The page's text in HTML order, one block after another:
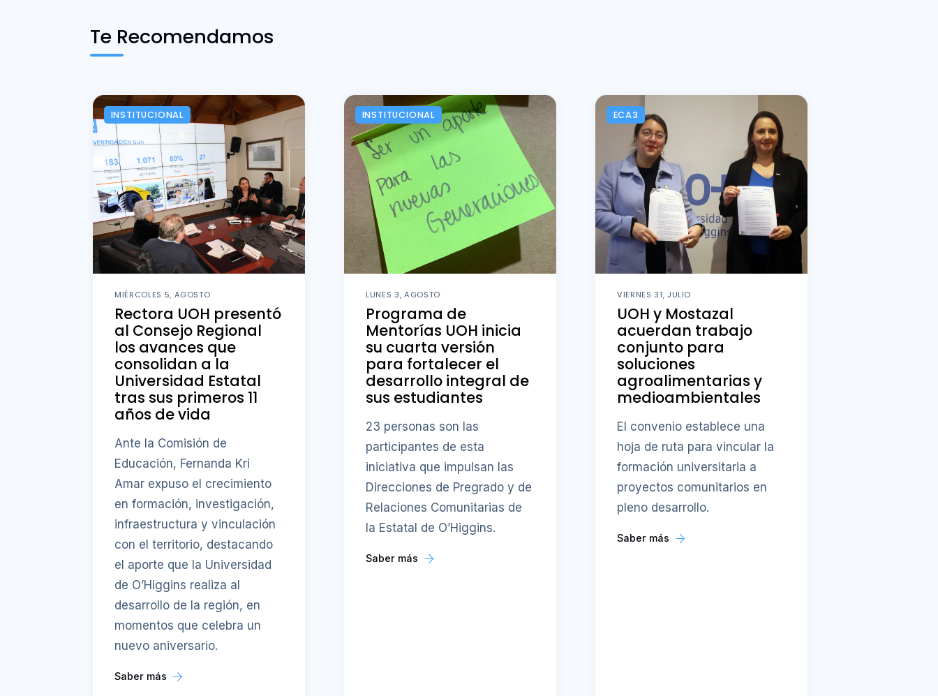
Te Recomendamos
INSTITUCIONAL
MIÉRCOLES 5, AGOSTO
Rectora UOH presentó
al Consejo Regional
los avances que
consolidan a la
Universidad Estatal
tras sus primeros 11
años de vida
Ante la Comisión de
Educación, Fernanda Kri
Amar expuso el crecimiento
en formación, investigación,
infraestructura y vinculación
con el territorio, destacando
el aporte que la Universidad
de O’Higgins realiza al
desarrollo de la región, en
momentos que celebra un
nuevo aniversario.
Saber más
INSTITUCIONAL
LUNES 3, AGOSTO
Programa de
Mentorías UOH inicia
su cuarta versión
para fortalecer el
desarrollo integral de
sus estudiantes
23 personas son las
participantes de esta
iniciativa que impulsan las
Direcciones de Pregrado y de
Relaciones Comunitarias de
la Estatal de O’Higgins.
Saber más
ECA3
VIERNES 31, JULIO
UOH y Mostazal
acuerdan trabajo
conjunto para
soluciones
agroalimentarias y
medioambientales
El convenio establece una
hoja de ruta para vincular la
formación universitaria a
proyectos comunitarios en
pleno desarrollo.
Saber más